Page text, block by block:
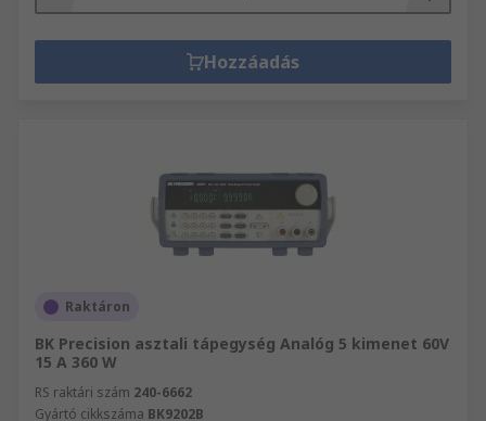
Hozzáadás
Raktáron
BK Precision asztali tápegység Analóg 5 kimenet 60V
15 A 360 W
RS raktári szám 240-6662
Gyártó cikkszáma BK9202B